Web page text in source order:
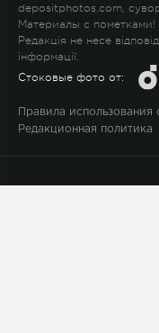
depositphotos.com,
Материалы с пометками!
Редакція не несе
інформації.
Стоковые фото от:
Правила использования
Редакционная политика